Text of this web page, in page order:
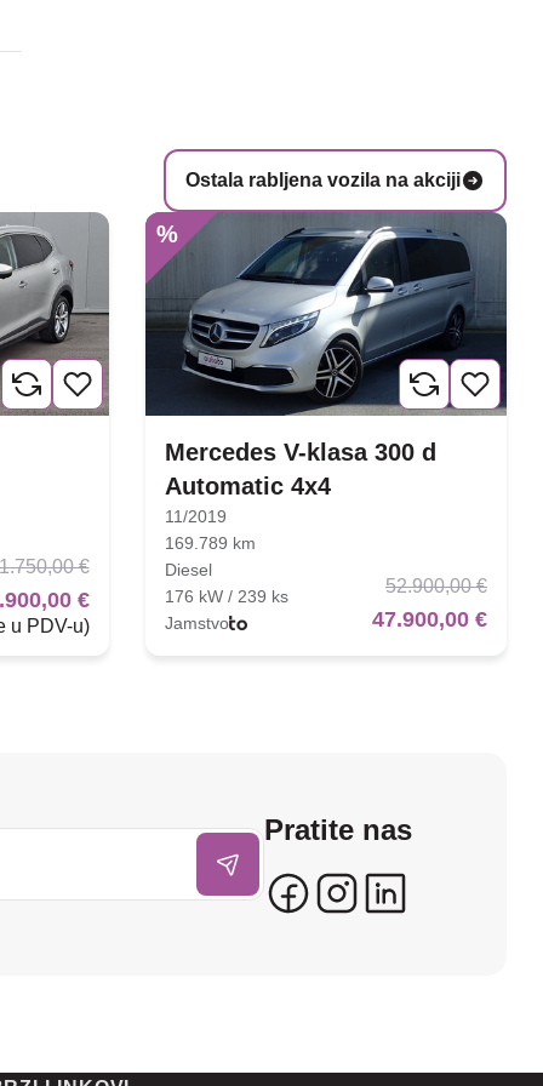
Ostala rabljena vozila na akciji
€
€
u PDV-u)
%
Mercedes V-klasa 300 d
Automatic 4x4
11/2019
169.789 km
Diesel
176 kW / 239 ks
Jamstvo
52.900,00 €
47.900,00 €
Pratite nas